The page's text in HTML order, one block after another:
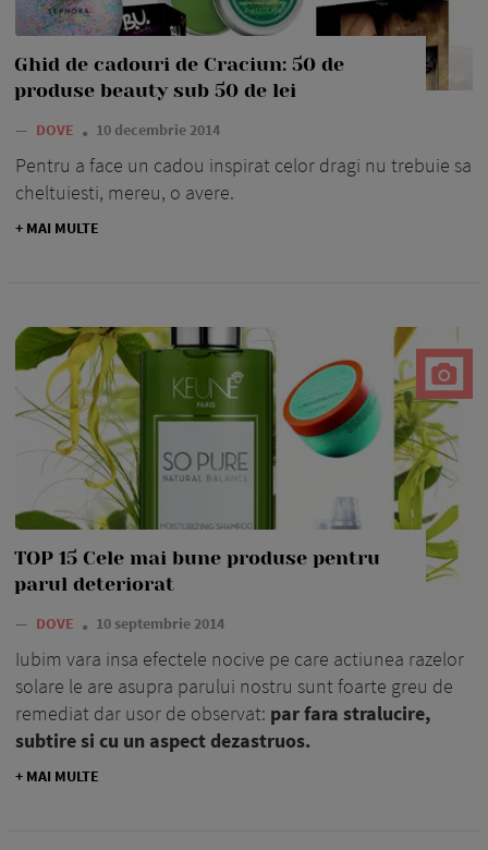
Ghid de cadouri de Craciun: 50 de
produse beauty sub 50 de lei
— DOVE 10 decembrie 2014
Pentru a face un cadou inspirat celor dragi nu trebuie sa
cheltuiesti, mereu, o avere.
+ MAI MULTE
TOP 15 Cele mai bune produse pentru
parul deteriorat
— DOVE 10 septembrie 2014
Iubim vara insa efectele nocive pe care actiunea razelor
solare le are asupra parului nostru sunt foarte greu de
remediat dar usor de observat: par fara stralucire,
subtire si cu un aspect dezastruos.
+ MAI MULTE